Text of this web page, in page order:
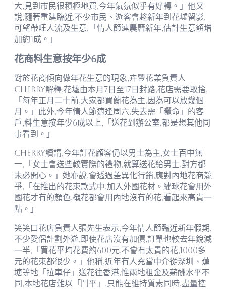
大,見到市民很積極地買,今年氣氛似乎有好轉。」他又
說,隨著重建臨近,不少市民、遊客會趁新年到花墟留影,
可望帶旺人流及生意,「情人節連農曆新年,估計生意額增
加約1成。」
花商料生意按年少6成
對於花商傾向做年花生意的現象,卉豐花業負責人
Cherry解釋,花墟由本月7日至17日封路,花店需要取捨,
「每年正月二十前,大家都買蘭花為主,因為可以放幾個
月。」此外,今年情人節適逢周六,失去需「曬命」的客
戶,料生意按年少6成以上,「送花到辦公室,都是想其他同
事看到。」
Cherry續謂,今年訂花顧客仍以男士為主,女士百中無
一,「女士會送些較實際的禮物,就算送花給男士,對方都
未必開心。」她亦說,會透過差異化行銷,應對內地花商競
爭,「在推出的花束款式中,加入外國花材。繡球花會用外
國花才有的顏色,襯花都會用內地沒有的花,看起來高貴一
點。」
笑笑口花店負責人張先生表示,今年情人節臨近新年假期,
不少愛侶計劃外遊,即使花店沒有加價,訂單也較去年銳減
一半,「買花平均花費約600元,不會有太貴的花,1000多
元的花束都很少。」他稱,近年有人充當中介從深圳、蓮
塘等地「拉車仔」送花往香港,惟兩地租金及薪酬水平不
同,本地花店難以「鬥平」,只能在維持質素同時,盡量控